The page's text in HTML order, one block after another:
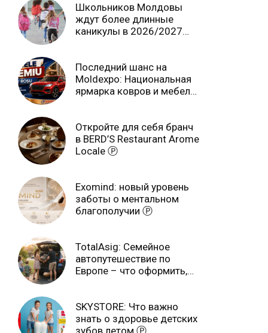
Школьников Молдовы
ждут более длинные
каникулы в 2026/2027
Последний шанс на
Moldexpo: Национальная
ярмарка ковров и мебели
Откройте для себя бранч
в BERD’S Restaurant Arome
Locale Ⓟ
Exomind: новый уровень
заботы о ментальном
благополучии Ⓟ
TotalAsig: Семейное
автопутешествие по
Европе – что оформить,
SKYSTORE: Что важно
знать о здоровье детских
зубов летом Ⓟ